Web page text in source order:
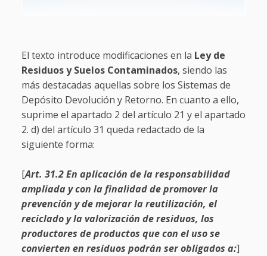
El texto introduce modificaciones en la Ley de
Residuos y Suelos Contaminados, siendo las
más destacadas aquellas sobre los Sistemas de
Depósito Devolución y Retorno. En cuanto a ello,
suprime el apartado 2 del artículo 21 y el apartado
2. d) del artículo 31 queda redactado de la
siguiente forma:
[Art. 31.2 En aplicación de la responsabilidad
ampliada y con la finalidad de promover la
prevención y de mejorar la reutilización, el
reciclado y la valorización de residuos, los
productores de productos que con el uso se
convierten en residuos podrán ser obligados a:]